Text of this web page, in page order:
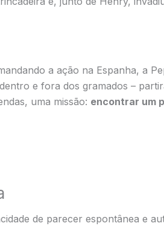
a ação na Espanha, a
e fora dos gramados –
uma missão: encontrar um
de parecer espontânea e